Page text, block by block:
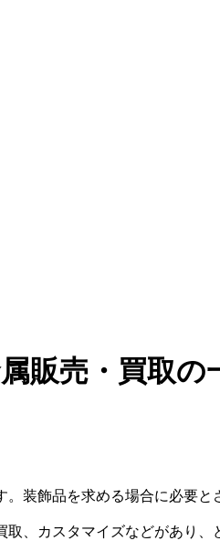
販売・買取の
装飾品を求める場合に必要と
、カスタマイズなどがあり